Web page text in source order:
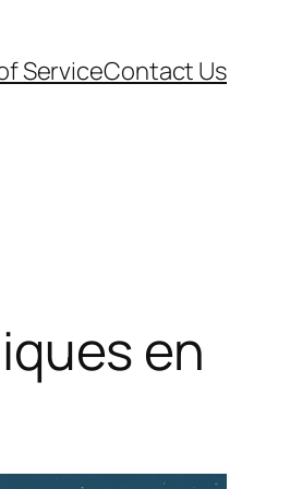
ServiceContact Us
en